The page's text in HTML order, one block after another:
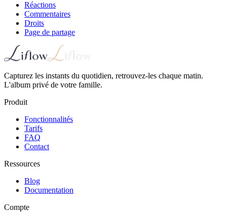
Réactions
Commentaires
Droits
Page de partage
Capturez les instants du quotidien, retrouvez-les chaque matin.
L'album privé de votre famille.
Produit
Fonctionnalités
Tarifs
FAQ
Contact
Ressources
Blog
Documentation
Compte